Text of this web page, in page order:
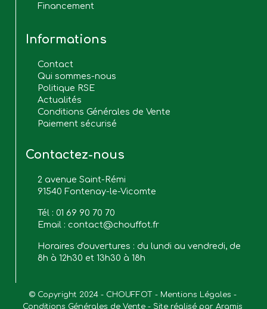
Financement
Informations
Contact
Qui sommes-nous
Politique RSE
Actualités
Conditions Générales de Vente
Paiement sécurisé
Contactez-nous
2 avenue Saint-Rémi
91540 Fontenay-le-Vicomte
Tél : 01 69 90 70 70
Email : contact@chouffot.fr
Horaires d'ouvertures : du lundi au vendredi, de
8h à 12h30 et 13h30 à 18h
© Copyright 2024 - CHOUFFOT - Mentions Légales
-
Conditions Générales de Vente - Site réalisé par Aramis